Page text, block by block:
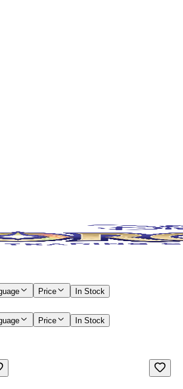
Price
In Stock
Price
In Stock